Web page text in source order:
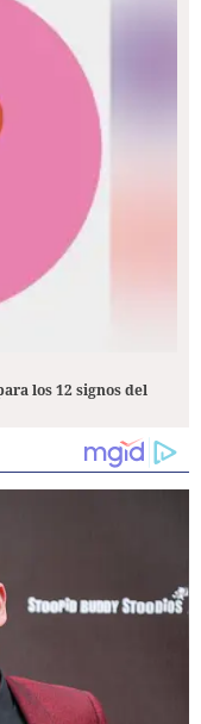
los 12 signos del